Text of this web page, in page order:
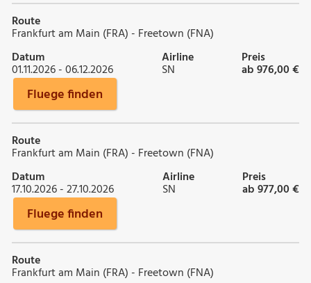
Route
Frankfurt am Main (FRA) - Freetown (FNA)
Datum
01.11.2026 - 06.12.2026
Airline
SN
Preis
ab 976,00 €
Fluege finden
Route
Frankfurt am Main (FRA) - Freetown (FNA)
Datum
17.10.2026 - 27.10.2026
Airline
SN
Preis
ab 977,00 €
Fluege finden
Route
Frankfurt am Main (FRA) - Freetown (FNA)